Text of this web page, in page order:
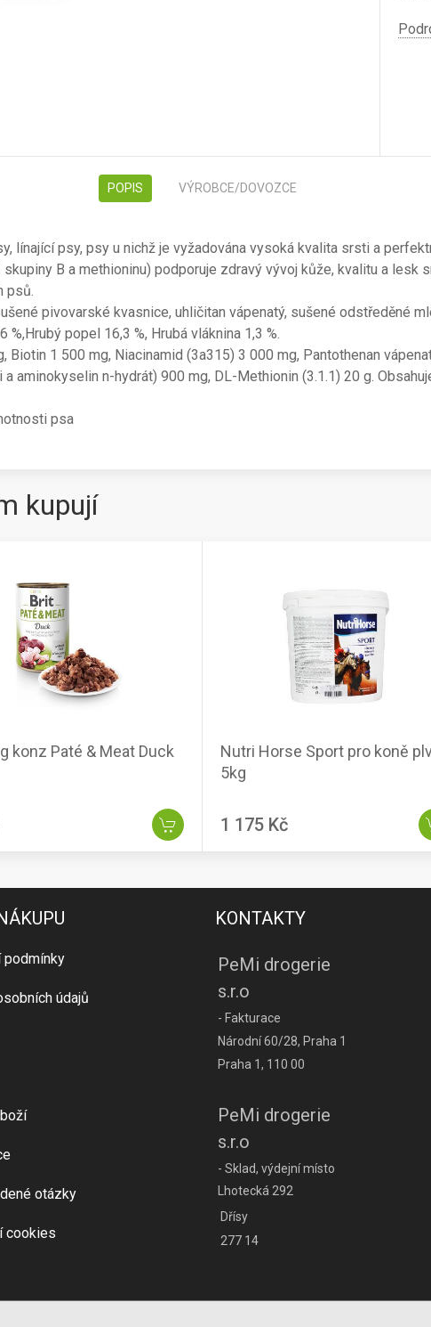
POPIS VÝROBCE/DOVOZCE
línající psy, psy u nichž je vyžadována vysoká kvalita srsti a
B a methioninu) podporuje zdravý vývoj kůže, kvalitu a lesk
psů.
pivovarské kvasnice, uhličitan vápenatý, sušené odstředěné
%,Hrubý popel 16,3 %, Hrubá vláknina 1,3 %.
Biotin 1 500 mg, Niacinamid (3a315) 3 000 mg, Pantothenan
aminokyselin n-hydrát) 900 mg, DL-Methionin (3.1.1) 20 g.
psa
kupují
konz Paté & Meat Duck
Nutri Horse Sport pro koně
5kg
1 175 Kč
podmínky
údajů
otázky
cookies
KONTAKTY
PeMi drogerie
s.r.o
- Fakturace
Národní 60/28, Praha 1
Praha 1, 110 00
PeMi drogerie
s.r.o
- Sklad, výdejní místo
Lhotecká 292
Dřísy
277 14